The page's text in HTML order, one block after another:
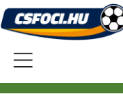
Skip
to
content